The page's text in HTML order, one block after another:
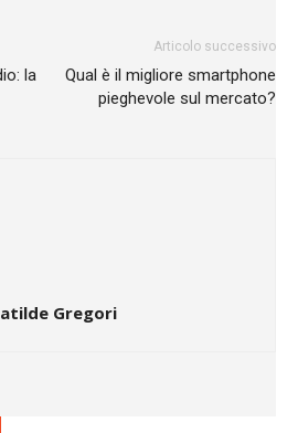
la
Articolo successivo
Qual è il migliore smartphone
pieghevole sul mercato?
Gregori